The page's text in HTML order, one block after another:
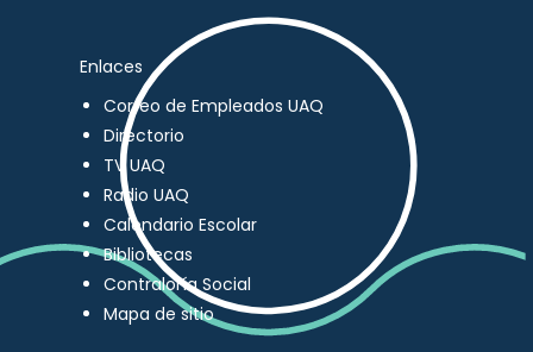
Enlaces
Correo de Empleados UAQ
Directorio
TV UAQ
Radio UAQ
Calendario Escolar
Bibliotecas
Contraloría Social
Mapa de sitio